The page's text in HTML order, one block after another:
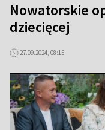
Nowatorskie
dziecięcej
27.09.2024, 08:15